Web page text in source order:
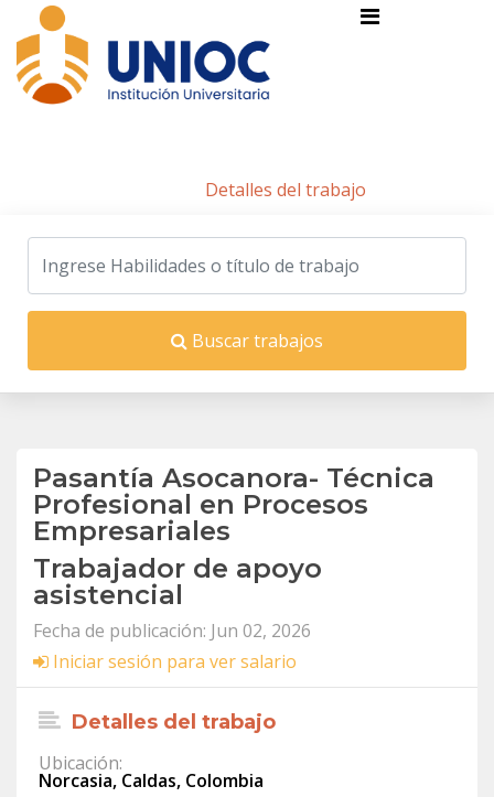
Detalles del trabajo
Buscar trabajos
Pasantía Asocanora- Técnica
Profesional en Procesos
Empresariales
Trabajador de apoyo
asistencial
Fecha de publicación: Jun 02, 2026
Iniciar sesión para ver salario
Detalles del trabajo
Ubicación:
Norcasia, Caldas, Colombia